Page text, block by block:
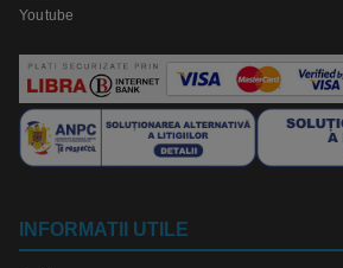
Youtube
INFORMATII UTILE